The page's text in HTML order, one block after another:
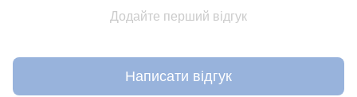
Додайте перший відгук
Написати відгук